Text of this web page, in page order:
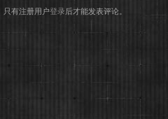
只有注册用户登录后才能发表评论。